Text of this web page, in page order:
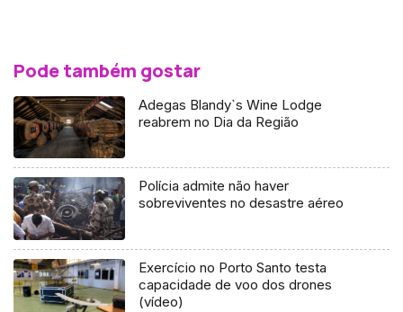
Pode também gostar
Adegas Blandy`s Wine Lodge
reabrem no Dia da Região
Polícia admite não haver
sobreviventes no desastre aéreo
Exercício no Porto Santo testa
capacidade de voo dos drones
(vídeo)